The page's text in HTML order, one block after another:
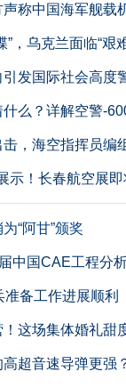
称中国海军舰载
”，乌克兰面临“艰
发国际社会高度
么？详解空警-
，海空指挥员编
示！长春航空展
“阿甘”颁奖
中国CAE工程分
备工作进展顺利
这场集体婚礼甜
超音速导弹更强